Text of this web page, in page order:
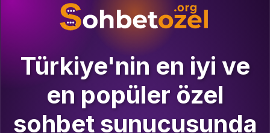
Türkiye'nin en iyi ve
en popüler özel
sohbet sunucusunda